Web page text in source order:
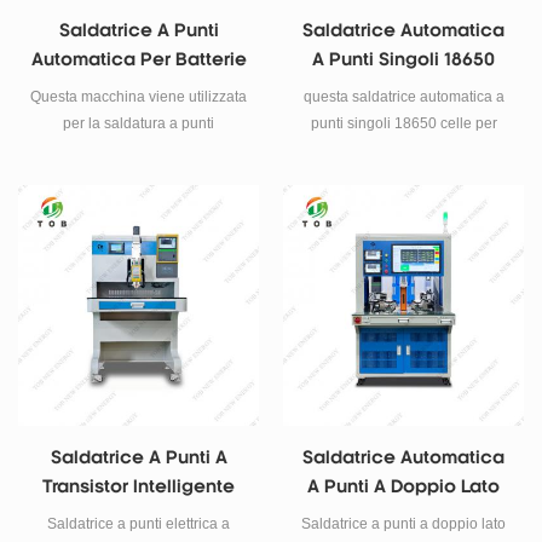
di controllo: 170 * 115 * 90mm
lunghezza del saldatore: 195mm
ripiano per saldatore: 150 * 120
* 80mm peso circa 2 kg
skype: amywangbest86 numero
di telefono / whatsapp: +86181
2071 5609
Saldatrice A Punti
Automatica Per Batterie
Cilindriche A Doppio
Lato
Questa macchina viene utilizzata
per la saldatura a punti
può saldare entrambi i lati
insieme ad alta velocità e con
buoni risultati.
Saldatrice Automatica
A Punti Singoli 18650
Celle
questa saldatrice automatica a
punti singoli 18650 celle per
punti 18650.26650.32650 con
batteria a cilindro.
Saldatrice A Punti A
Transistor Intelligente
Elettrica Da 10000A |
Saldatrice a punti elettrica a
Saldatrice Automatica
A Punti A Doppio Lato
Per L'assemblaggio Di
Saldatrice a punti a doppio lato